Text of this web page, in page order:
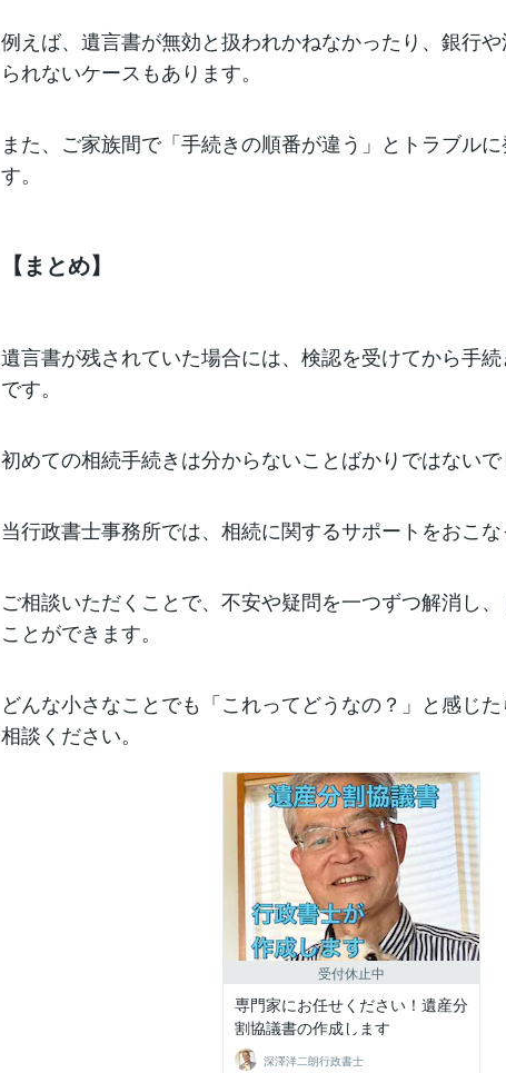
例えば、遺言書が無効と扱われかねなかったり、銀行
られないケースもあります。
また、ご家族間で「手続きの順番が違う」とトラブル
す。
【まとめ】
遺言書が残されていた場合には、検認を受けてから手
です。
初めての相続手続きは分からないことばかりではないで
当行政書士事務所では、相続に関するサポートをおこな
ご相談いただくことで、不安や疑問を一つずつ解消し
ことができます。
どんな小さなことでも「これってどうなの？」と感じ
相談ください。
受付休止中
専門家にお任せください！遺産分
割協議書の作成します
深澤洋二朗行政書士